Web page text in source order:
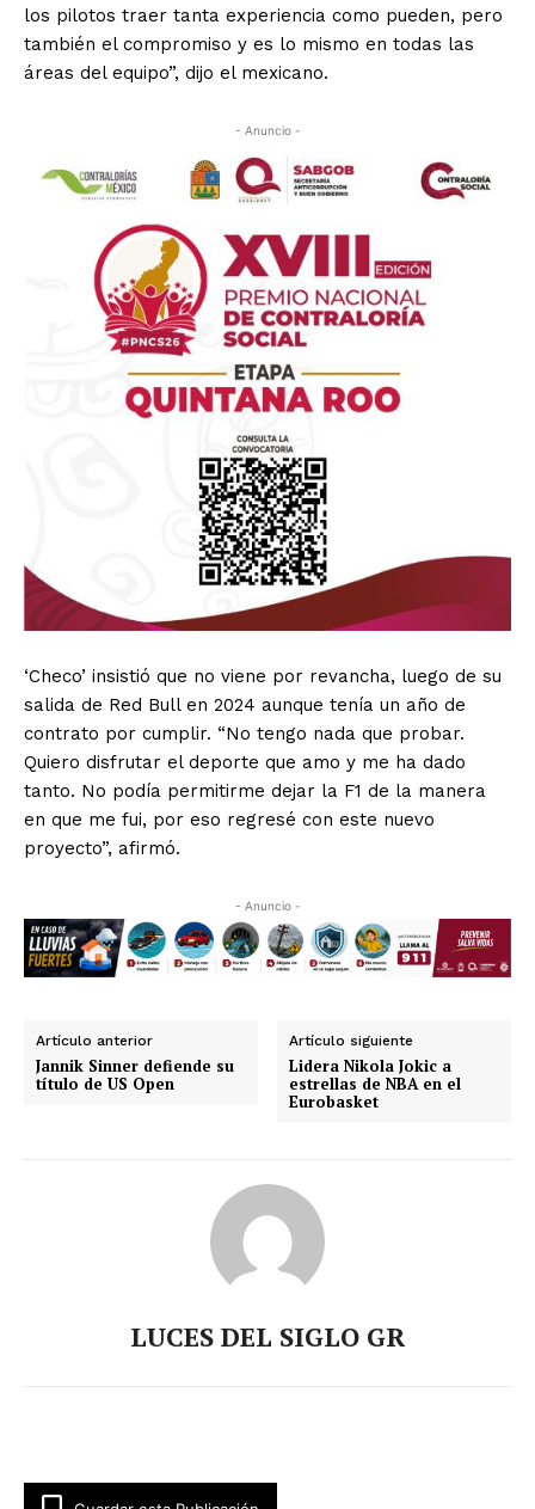
los pilotos traer tanta experiencia como pueden, pero
también el compromiso y es lo mismo en todas las
áreas del equipo”, dijo el mexicano.
- Anuncio -
‘Checo’ insistió que no viene por revancha, luego de su
salida de Red Bull en 2024 aunque tenía un año de
contrato por cumplir. “No tengo nada que probar.
Quiero disfrutar el deporte que amo y me ha dado
tanto. No podía permitirme dejar la F1 de la manera
en que me fui, por eso regresé con este nuevo
proyecto”, afirmó.
- Anuncio -
Artículo anterior
Jannik Sinner defiende su
título de US Open
Artículo siguiente
Lidera Nikola Jokic a
estrellas de NBA en el
Eurobasket
LUCES DEL SIGLO GR